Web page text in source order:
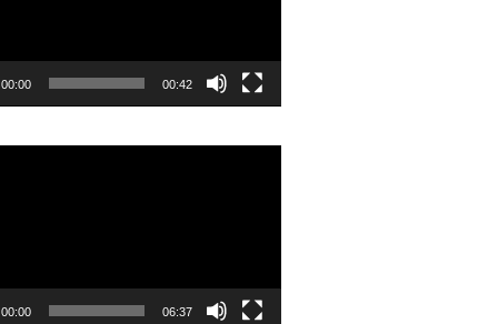
00:00 00:42
00:00 06:37